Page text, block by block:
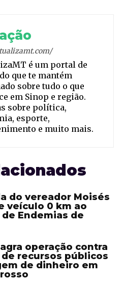
é um portal de
que te mantém
sobre tudo o que
em Sinop e região.
sobre política,
esporte,
e muito mais.
do vereador Moisés
veículo 0 km ao
Endemias de
operação contra
recursos públicos
de dinheiro em